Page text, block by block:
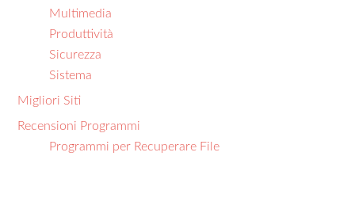
Multimedia
Produttività
Sicurezza
Sistema
Migliori Siti
Recensioni Programmi
Programmi per Recuperare File